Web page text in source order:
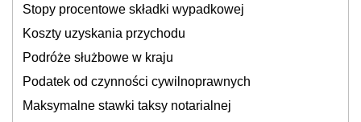
Stopy procentowe składki wypadkowej
Koszty uzyskania przychodu
Podróże służbowe w kraju
Podatek od czynności cywilnoprawnych
Maksymalne stawki taksy notarialnej